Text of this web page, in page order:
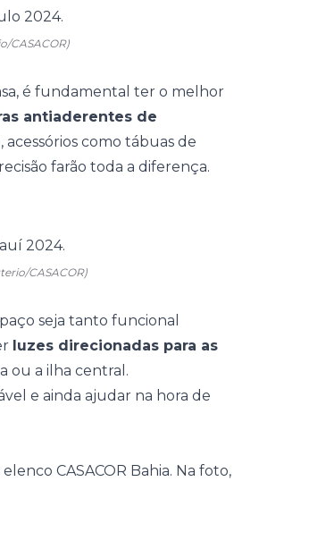
CASACOR)
é fundamental ter o melhor
antiaderentes de
acessórios como tábuas de
farão toda a diferença.
CASACOR)
seja tanto funcional
luzes direcionadas para as
ou a ilha central.
e ainda ajudar na hora de